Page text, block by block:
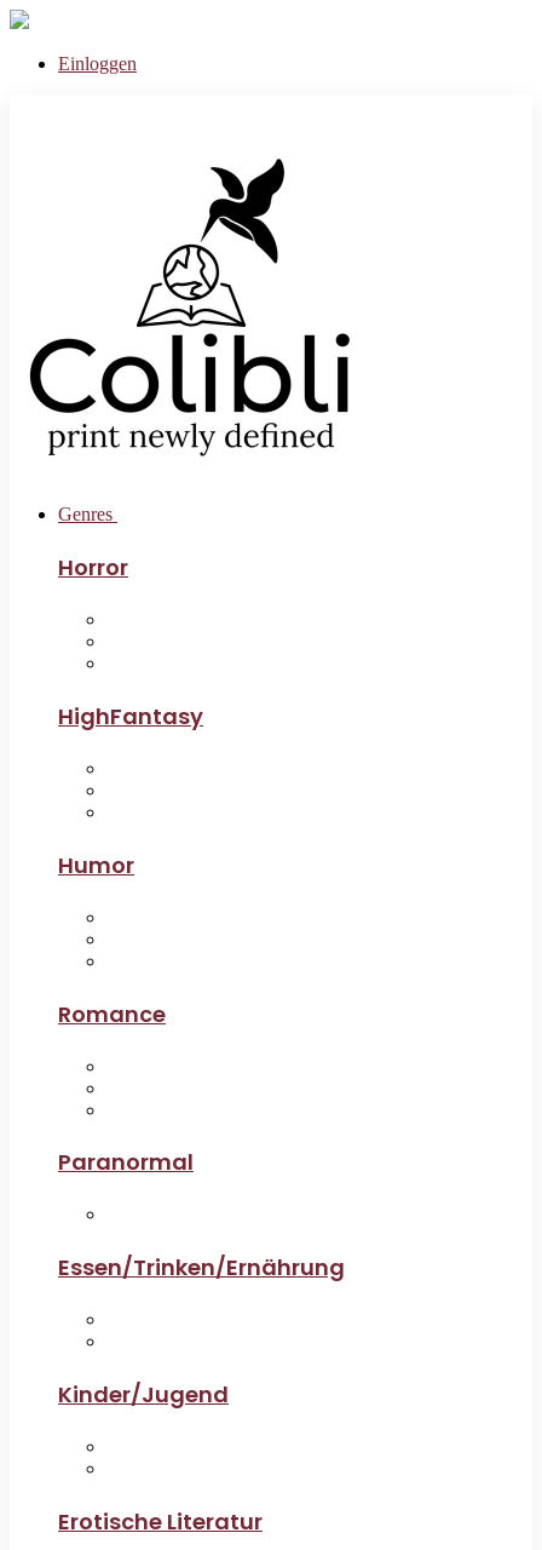
Einloggen
Genres
Horror
HighFantasy
Humor
Romance
Paranormal
Essen/Trinken/Ernährung
Kinder/Jugend
Erotische Literatur